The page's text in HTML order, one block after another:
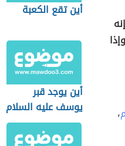
،
أين تقع الكعبة
أين يوجد قبر
يوسف عليه السلام